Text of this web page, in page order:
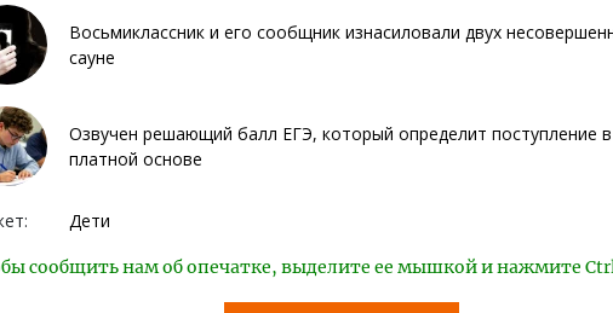
Восьмиклассник и его сообщник изнасиловали двух
сауне
Озвучен решающий балл ЕГЭ, который определит поступление
платной основе
Дети
сообщить нам об опечатке, выделите ее мышкой и нажмите